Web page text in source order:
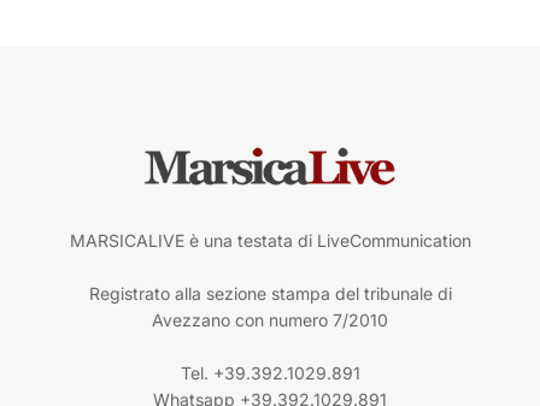
MARSICALIVE è una testata di LiveCommunication
Registrato alla sezione stampa del tribunale di
Avezzano con numero 7/2010
Tel. +39.392.1029.891
Whatsapp +39.392.1029.891